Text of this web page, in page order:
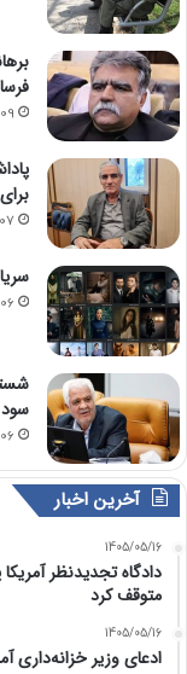
آخرین اخبار
1405/05/16
دادگاه تجدیدنظر
متوقف کرد
1405/05/16
ادعای وزیر خزانه‌داری